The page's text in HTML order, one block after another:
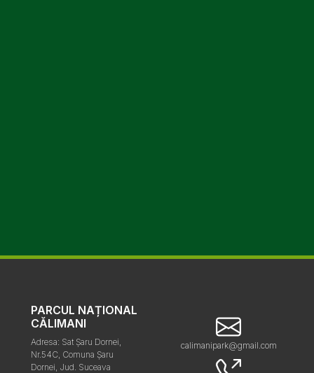
PARCUL NAȚIONAL
CĂLIMANI
Adresa: Sat Șaru Dornei,
Nr.54C, Comuna Șaru
Dornei, Jud. Suceava
calimanipark@gmail.com